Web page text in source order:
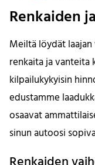
Renkaiden
Meiltä löydät
renkaita ja vanteita
kilpailukykyisin
edustamme
osaavat
sinun autoosi